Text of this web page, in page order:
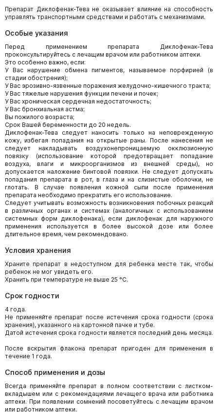
Препарат Диклофенак-Тева не оказывает влияние на способность
управлять транспортными средствами и работать с механизмами.
Особые указания
Перед применением препарата Диклофенак-Тева
проконсультируйтесь с лечащим врачом или работником аптеки.
Это особенно важно, если:
У Вас нарушение обмена пигментов, называемое порфирией (в
стадии обострения);
У Вас эрозивно-язвенные поражения желудочно-кишечного тракта;
У Вас тяжелые нарушения функции печени и почек;
У Вас хроническая сердечная недостаточность;
У Вас бронхиальная астма;
Вы пожилого возраста;
Cрок Вашей беременности до 20 недель.
Диклофенак-Тева следует наносить только на неповрежденную
кожу, избегая попадания на открытые раны. После нанесения не
следует накладывать воздухонепроницаемую окклюзионную
повязку (использование которой предотвращает попадание
воздуха, влаги и микроорганизмов из внешней среды), но
допускается наложение бинтовой повязки. Не следует допускать
попадания препарата в рот, в глаза и на слизистые оболочки, не
глотать. В случае появления кожной сыпи после применения
препарата необходимо прекратить его использование.
Следует учитывать возможность возникновения побочных реакций
в различных органах и системах (аналогичных с использованием
системных форм диклофенака), если диклофенак для наружного
применения используется в более высокой дозе или более
длительное время, чем рекомендовано.
Условия хранения
Храните препарат в недоступном для ребенка месте так, чтобы
ребенок не мог увидеть его.
Хранить при температуре не выше 25 °С.
Срок годности
4 года.
Не применяйте препарат после истечения срока годности (срока
хранения), указанного на картонной пачке и тубе.
Датой истечения срока годности является последний день месяца.
После вскрытия флакона препарат пригоден для применения в
течение 1 года.
Способ применения и дозы
Всегда применяйте препарат в полном соответствии с листком-
вкладышем или с рекомендациями лечащего врача или работника
аптеки. При появлении сомнений посоветуйтесь с лечащим врачом
или работником аптеки.